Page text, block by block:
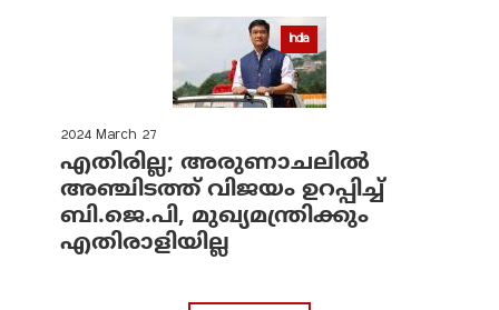
India
2024 March 27
എതിരില്ല; അരുണാചലില്‍
അഞ്ചിടത്ത് വിജയം ഉറപ്പിച്ച്
ബി.ജെ.പി, മുഖ്യമന്ത്രിക്കും
എതിരാളിയില്ല